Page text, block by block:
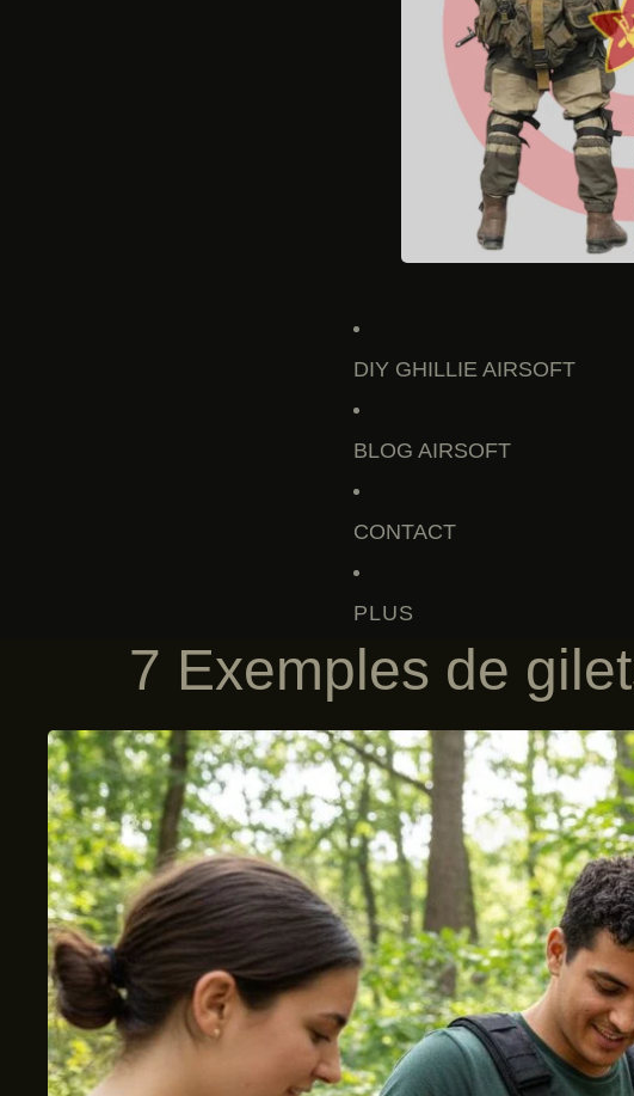
DIY GHILLIE AIRSOFT
BLOG AIRSOFT
CONTACT
PLUS
7 Exemples de